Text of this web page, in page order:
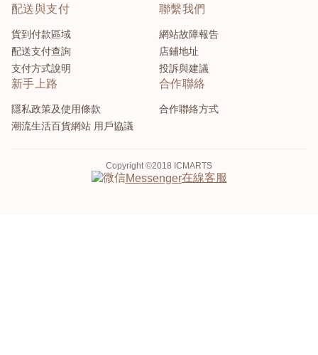
配送與支付
貨到付款區域
配送支付查詢
支付方式說明
聯繫我們
網站故障報告
店鋪地址
投訴與建議
新手上路
隱私政策及使用條款
潮流生活百貨網站 用戶協議
合作聯絡
合作聯絡方式
Copyright ©2018 ICMARTS
Messenger在線客服